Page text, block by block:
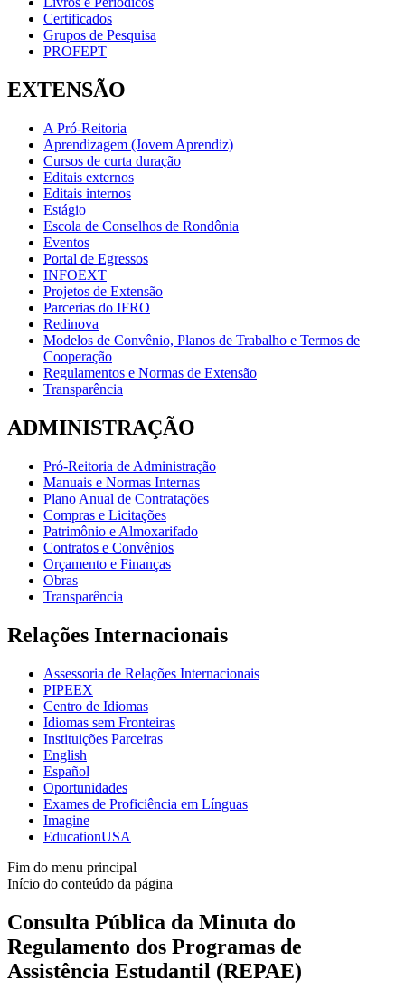
Certificados
Grupos de Pesquisa
PROFEPT
EXTENSÃO
A Pró-Reitoria
Aprendizagem (Jovem Aprendiz)
Cursos de curta duração
Editais externos
Editais internos
Estágio
Escola de Conselhos de Rondônia
Eventos
Portal de Egressos
INFOEXT
Projetos de Extensão
Parcerias do IFRO
Redinova
Modelos de Convênio, Planos de Trabalho e Termos de
Cooperação
Regulamentos e Normas de Extensão
Transparência
ADMINISTRAÇÃO
Pró-Reitoria de Administração
Manuais e Normas Internas
Plano Anual de Contratações
Compras e Licitações
Patrimônio e Almoxarifado
Contratos e Convênios
Orçamento e Finanças
Obras
Transparência
Relações Internacionais
Assessoria de Relações Internacionais
PIPEEX
Centro de Idiomas
Idiomas sem Fronteiras
Instituições Parceiras
English
Español
Oportunidades
Exames de Proficiência em Línguas
Imagine
EducationUSA
Fim do menu principal
Início do conteúdo da página
Consulta Pública da Minuta do
Regulamento dos Programas de
Assistência Estudantil (REPAE)